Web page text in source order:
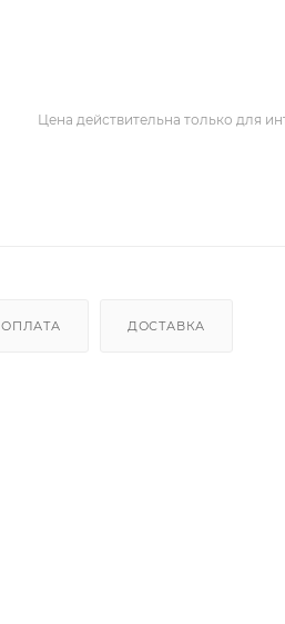
Цена действительна только для
ОПЛАТА ДОСТАВКА